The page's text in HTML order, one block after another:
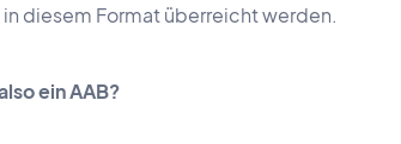
in diesem Format überreicht werden.
ein AAB?